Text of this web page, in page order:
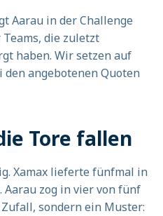
Aarau in der Challenge
die zuletzt
haben. Wir setzen auf
den angebotenen Quoten
Tore fallen
Xamax lieferte fünfmal in
zog in vier von fünf
sondern ein Muster: